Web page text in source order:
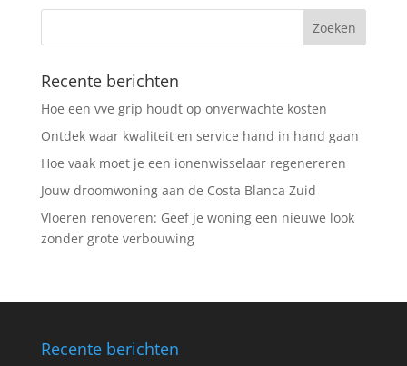
Recente berichten
Hoe een vve grip houdt op onverwachte kosten
Ontdek waar kwaliteit en service hand in hand gaan
Hoe vaak moet je een ionenwisselaar regenereren
Jouw droomwoning aan de Costa Blanca Zuid
Vloeren renoveren: Geef je woning een nieuwe look
zonder grote verbouwing
Recente berichten